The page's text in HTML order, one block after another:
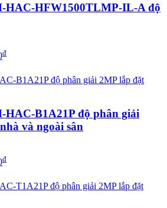
HAC-HFW1500TLMP-IL-A độ
đ
HAC-B1A21P​​ độ phân giải
và ngoài sân
đ